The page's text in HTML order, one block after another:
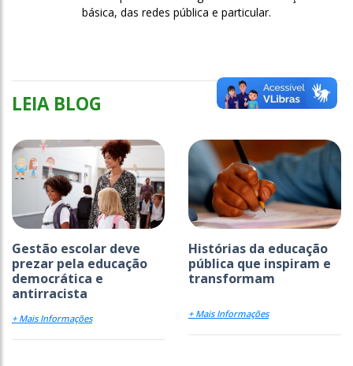
básica, das redes pública e particular.
LEIA BLOG
Gestão escolar deve
prezar pela educação
democrática e
antirracista
+ Mais Informações
Histórias da educação
pública que inspiram e
transformam
+ Mais Informações